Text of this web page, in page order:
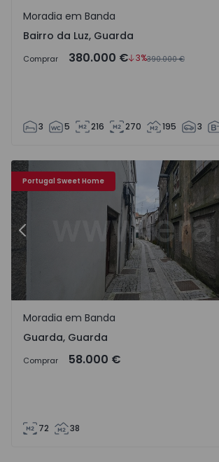
Bairro da Luz, Guarda
Moradia em Banda
Bairro da Luz, Guarda
Comprar 380.000 € 3%390.000 €
3 5 216 270 195 3
Portugal Sweet Home
Moradia em Banda Guarda - 1493946 - 1
Anterior
Guarda, Guarda
Moradia em Banda
Guarda, Guarda
Comprar 58.000 €
72 38